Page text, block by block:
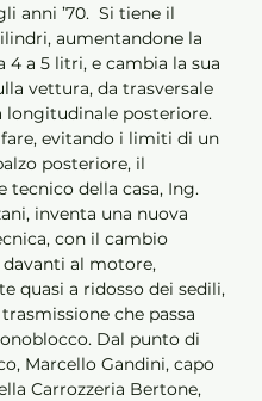
anni ’70.  Si tiene il
aumentandone la
4 a 5 litri, e cambia la sua
vettura, da trasversale
longitudinale posteriore.
evitando i limiti di un
posteriore, il
tecnico della casa, Ing.
inventa una nuova
con il cambio
al motore,
quasi a ridosso dei sedili,
che passa
Dal punto di
Marcello Gandini, capo
Carrozzeria Bertone,